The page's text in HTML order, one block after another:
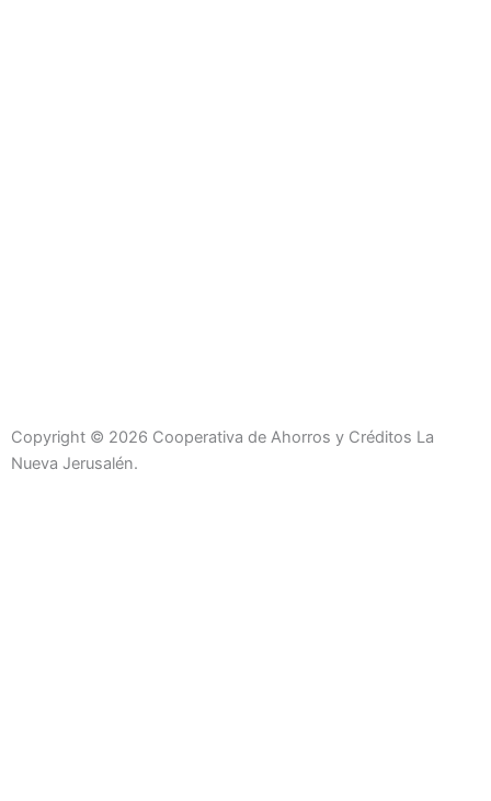
Copyright © 2026 Cooperativa de Ahorros y Créditos La
Nueva Jerusalén.